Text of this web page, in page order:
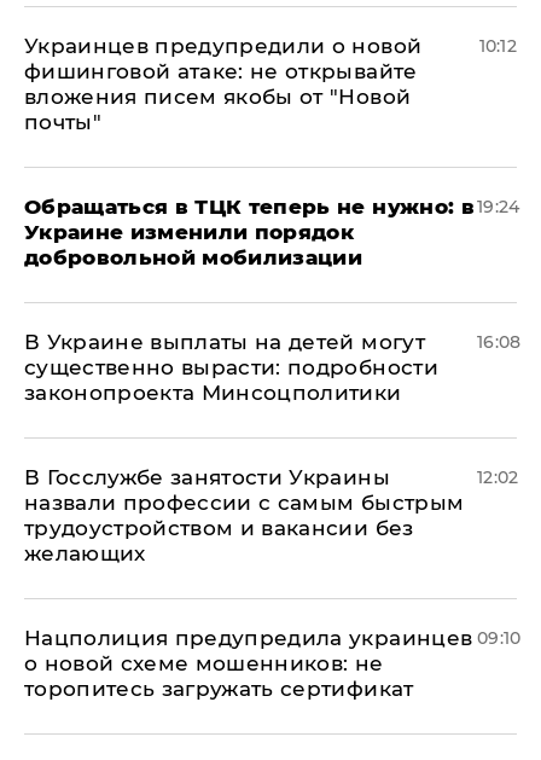
Украинцев предупредили о новой
фишинговой атаке: не открывайте
вложения писем якобы от "Новой
почты"
10:12
Обращаться в ТЦК теперь не нужно: в
Украине изменили порядок
добровольной мобилизации
19:24
В Украине выплаты на детей могут
существенно вырасти: подробности
законопроекта Минсоцполитики
16:08
В Госслужбе занятости Украины
назвали профессии с самым быстрым
трудоустройством и вакансии без
желающих
12:02
Нацполиция предупредила украинцев
о новой схеме мошенников: не
торопитесь загружать сертификат
09:10